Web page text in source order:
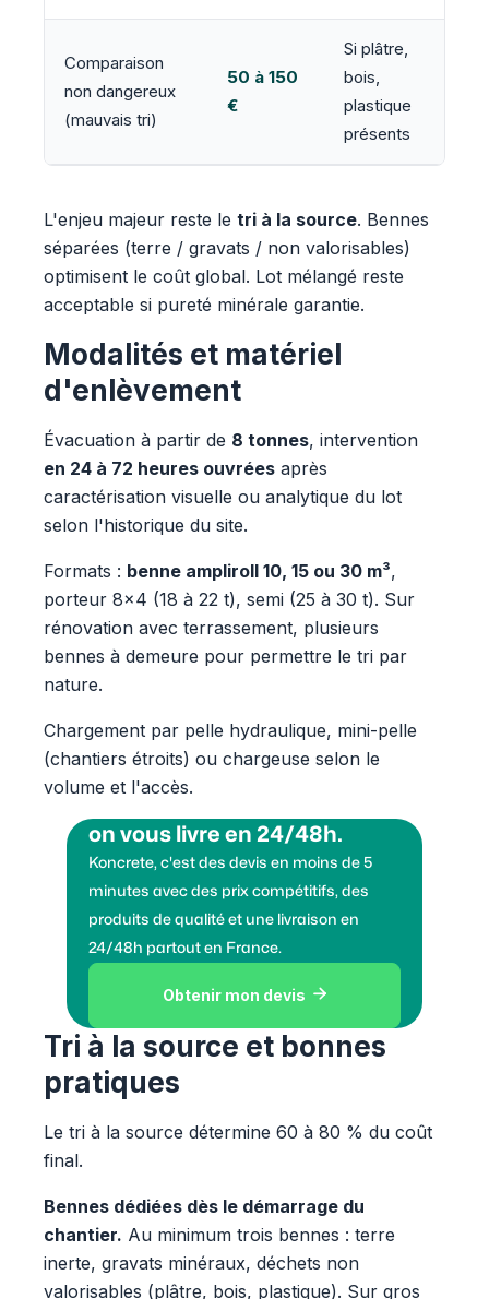
Comparaison
non dangereux
(mauvais tri)
50 à 150
€
Si plâtre,
bois,
plastique
présents
L'enjeu majeur reste letri à la source. Bennes
séparées (terre / gravats / non valorisables)
optimisent le coût global. Lot mélangé reste
acceptable si pureté minérale garantie.
Modalités et matériel
d'enlèvement
Évacuation à partir de 8 tonnes, intervention
en 24 à 72 heures ouvrées après
caractérisation visuelle ou analytique du lot
selon l'historique du site.
Formats : benne ampliroll 10, 15 ou 30 m³,
porteur 8x4 (18 à 22 t), semi (25 à 30 t). Sur
rénovation avec terrassement, plusieurs
bennes à demeure pour permettre le tri par
nature.
Chargement par pelle hydraulique, mini-pelle
(chantiers étroits) ou chargeuse selon le
volume et l'accès.
on vous livre en 24/48h.
Koncrete, c'est des devis en moins de 5
minutes avec des prix compétitifs, des
produits de qualité et une livraison en
24/48h partout en France.
Obtenir mon devis 
Tri à la source et bonnes
pratiques
Le tri à la source détermine 60 à 80 % du coût
final.
Bennes dédiées dès le démarrage du
chantier. Au minimum trois bennes : terre
inerte, gravats minéraux, déchets non
valorisables (plâtre, bois, plastique). Sur gros